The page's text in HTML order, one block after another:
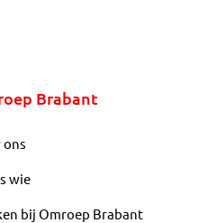
Brabant
ons
wie
bij Omroep Brabant